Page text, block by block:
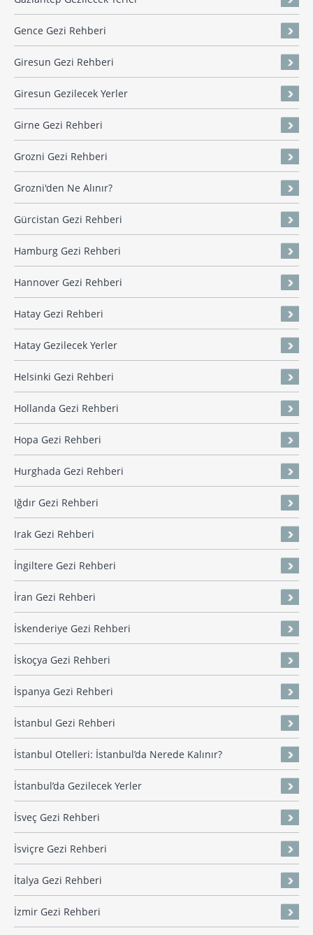
Gence Gezi Rehberi
Giresun Gezi Rehberi
Giresun Gezilecek Yerler
Girne Gezi Rehberi
Grozni Gezi Rehberi
Grozni'den Ne Alınır?
Gürcistan Gezi Rehberi
Hamburg Gezi Rehberi
Hannover Gezi Rehberi
Hatay Gezi Rehberi
Hatay Gezilecek Yerler
Helsinki Gezi Rehberi
Hollanda Gezi Rehberi
Hopa Gezi Rehberi
Hurghada Gezi Rehberi
Iğdır Gezi Rehberi
Irak Gezi Rehberi
İngiltere Gezi Rehberi
İran Gezi Rehberi
İskenderiye Gezi Rehberi
İskoçya Gezi Rehberi
İspanya Gezi Rehberi
İstanbul Gezi Rehberi
İstanbul Otelleri: İstanbul’da Nerede Kalınır?
İstanbul’da Gezilecek Yerler
İsveç Gezi Rehberi
İsviçre Gezi Rehberi
İtalya Gezi Rehberi
İzmir Gezi Rehberi